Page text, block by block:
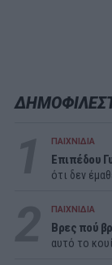
ΠΑΙΧΝΙΔΙΑ
Επιπέδου
ότι δεν
ΠΑΙΧΝΙΔΙΑ
Βρες πού
αυτό το